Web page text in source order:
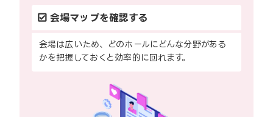
会場マップを確認する
会場は広いため、どのホールにどんな分野がある
かを把握しておくと効率的に回れます。